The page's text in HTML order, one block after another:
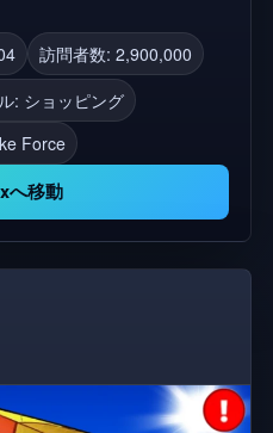
、Limbus Companyな
されたユニークな衣装
のパーツは、ファンのた
熱で作られています。
アからアーマードコア
ガールまで、オリジナ
す。 私たちの目
当に違うものを提供する
れたデザインと、私たち
す。 このプロジ
、服のデザイナーへ
しています。 仕事のほ
ームによって行われま
訪問者数: 2,900,000
: ショッピング
Force
へ移動